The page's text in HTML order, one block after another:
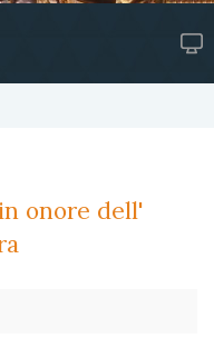
onore dell'